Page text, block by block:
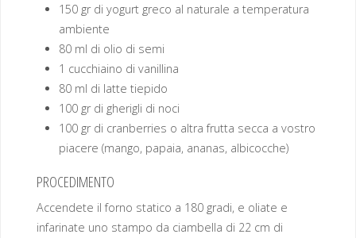
150 gr di yogurt greco al naturale a temperatura
ambiente
80 ml di olio di semi
1 cucchiaino di vanillina
80 ml di latte tiepido
100 gr di gherigli di noci
100 gr di cranberries o altra frutta secca a vostro
piacere (mango, papaia, ananas, albicocche)
PROCEDIMENTO
Accendete il forno statico a 180 gradi, e oliate e
infarinate uno stampo da ciambella di 22 cm di